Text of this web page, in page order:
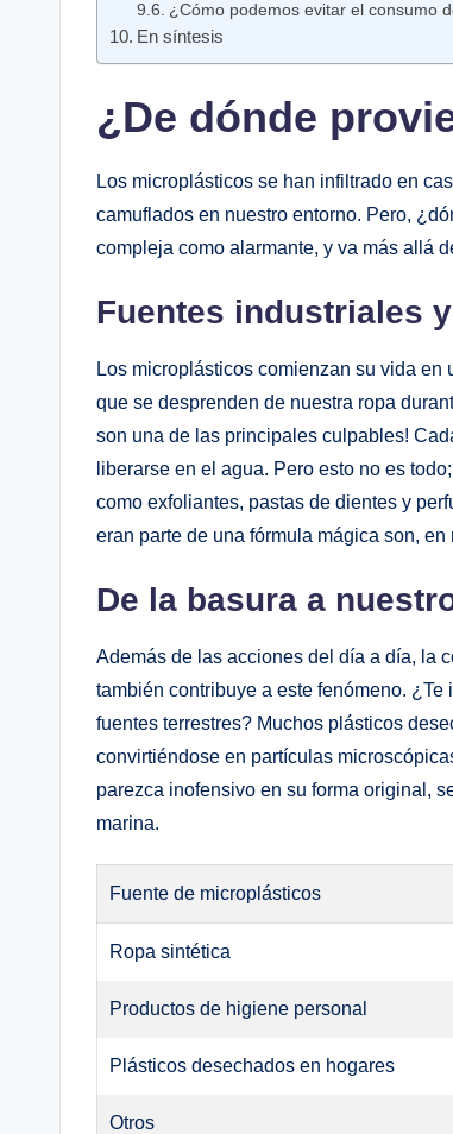
¿Cómo podemos evitar el consumo
En síntesis
¿De dónde
Los microplásticos se han infiltrado en
camuflados en nuestro entorno. Pero,
compleja como alarmante, y va más allá
Fuentes industriales
Los microplásticos comienzan su vida
que se desprenden de nuestra ropa
son una de las principales culpables!
liberarse en el agua. Pero esto no es
como exfoliantes, pastas de dientes y
eran parte de una fórmula mágica son,
De la basura a
Además de las acciones del día a día, la
también contribuye a este fenómeno.
fuentes terrestres? Muchos plásticos
convirtiéndose en partículas
parezca inofensivo en su forma original,
marina.
Fuente de microplásticos
Ropa sintética
Productos de higiene personal
Plásticos desechados en hogares
Otros